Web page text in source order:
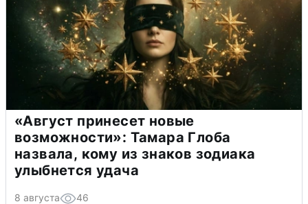
«Август принесет новые
возможности»: Тамара Глоба
назвала, кому из знаков зодиака
улыбнется удача
8 августа 46